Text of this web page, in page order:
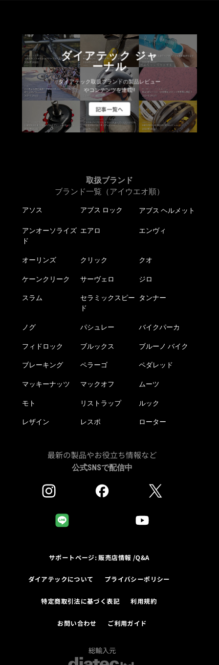
ダイアテック ジャ
ーナル
ダイアテック取扱ブランドの製品レビュー
やコンテンツを連載!!
記事一覧へ
取扱ブランド
ブランド一覧（アイウエオ順）
アソス アブス ロック アブス ヘルメット
アンオーソライズ
ド
エアロ エンヴィ
オーリンズ クリック クオ
ケーンクリーク サーヴェロ ジロ
スラム
セラミックスピー
ド
タンナー
ノグ パシュレー バイクパーカ
フィドロック ブルックス ブルーノ バイク
ブレーキング ペラーゴ ペダレッド
マッキーナッツ マックオフ ムーツ
モト リストラップ ルック
レザイン レスポ ローター
最新の製品やお役立ち情報など
公式SNSで配信中
サポートページ: 販売店情報 /Q&A
ダイアテックについて プライバシーポリシー
特定商取引法に基づく表記 利用規約
お問い合わせ ご利用ガイド
総輸入元